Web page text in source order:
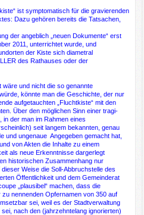
ist symptomatisch für die gravierenden
Dazu gehören bereits die Tatsachen,
der angeblich „neuen Dokumente“ erst
2011, unterrichtet wurde, und
der Kiste sich diametral
des Rathauses oder der
wäre und nicht die so genannte
könnte man die Geschichte, der nur
aufgetauchten „Fluchtkiste“ mit den
Über den möglichen Sinn einer tragi-
der man im Rahmen eines
seit langem bekannten, genau
und ungenaue Angegeben gemacht hat,
von Akten die Inhalte zu einem
als neue Erkenntnisse dargerlegt
historischen Zusammenhang nur
Weise die Soll-Abbruchstelle des
Öffentlichkeit und dem Gemeinderat
„plausibel“ machen, dass die
zu nennenden Opfernamen von 350 auf
sei, weil es der Stadtverwaltung
nach den (jahrzehntelang ignorierten)